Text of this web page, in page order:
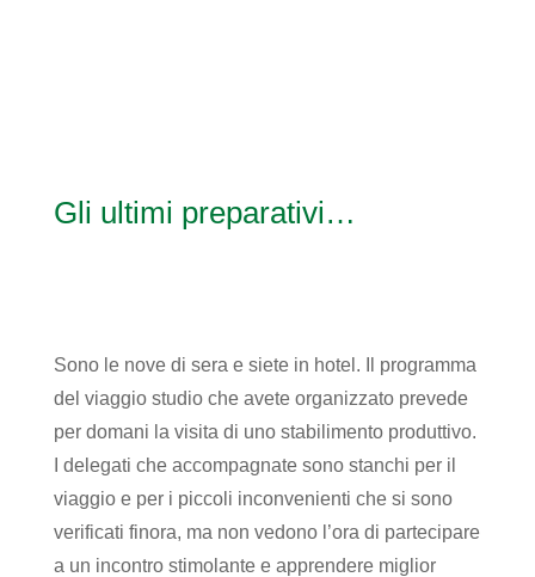
Gli ultimi preparativi…
Sono le nove di sera e siete in hotel. Il programma
del viaggio studio che avete organizzato prevede
per domani la visita di uno stabilimento produttivo.
I delegati che accompagnate sono stanchi per il
viaggio e per i piccoli inconvenienti che si sono
verificati finora, ma non vedono l’ora di partecipare
a un incontro stimolante e apprendere miglior